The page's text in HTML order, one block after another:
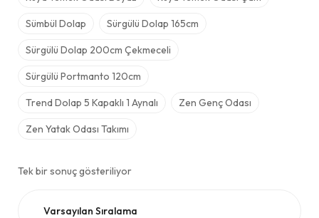
Sümbül Dolap Sürgülü Dolap 165cm
Sürgülü Dolap 200cm Çekmeceli
Sürgülü Portmanto 120cm
Trend Dolap 5 Kapaklı 1 Aynalı Zen Genç Odası
Zen Yatak Odası Takımı
Tek bir sonuç gösteriliyor